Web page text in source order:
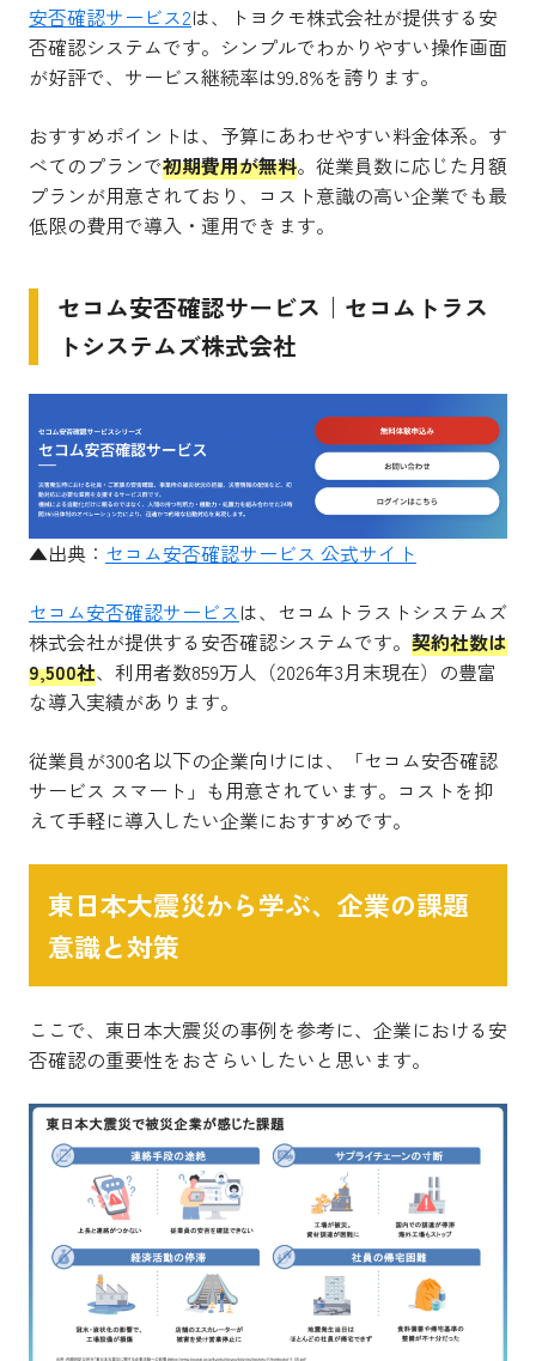
安否確認サービス2は、トヨクモ株式会社が提供する安
否確認システムです。シンプルでわかりやすい操作画面
が好評で、サービス継続率は99.8%を誇ります。
おすすめポイントは、予算にあわせやすい料金体系。す
べてのプランで初期費用が無料。従業員数に応じた月額
プランが用意されており、コスト意識の高い企業でも最
低限の費用で導入・運用できます。
セコム安否確認サービス｜セコムトラス
トシステムズ株式会社
▲出典： セコム安否確認サービス 公式サイト
セコム安否確認サービスは、セコムトラストシステムズ
株式会社が提供する安否確認システムです。 契約社数は
9,500社、利用者数859万人（2026年3月末現在）の豊富
な導入実績があります。
従業員が300名以下の企業向けには、「セコム安否確認
サービス スマート」も用意されています。コストを抑
えて手軽に導入したい企業におすすめです。
東日本大震災から学ぶ、企業の課題
意識と対策
ここで、東日本大震災の事例を参考に、企業における安
否確認の重要性をおさらいしたいと思います。